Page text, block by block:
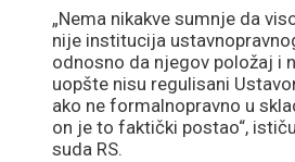
„Nema nikakve sumnje da
nije institucija
odnosno da njegov položaj i
uopšte nisu regulisani
ako ne formalnopravno u
on je to faktički postao“,
suda RS.